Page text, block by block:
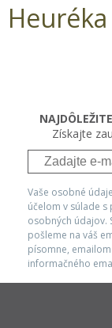
Heuréka
Získajte
Vaše osobné
účelom v súlade
osobných údajov.
pošleme na váš
písomne,
informačného